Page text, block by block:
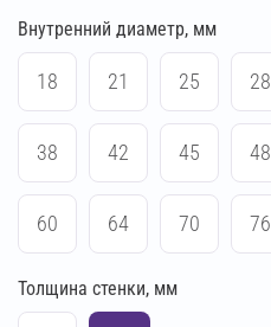
Внутренний диаметр, мм
18 21 25 28
38 42 45 48
60 64 70 76
108 114
Толщина стенки, мм